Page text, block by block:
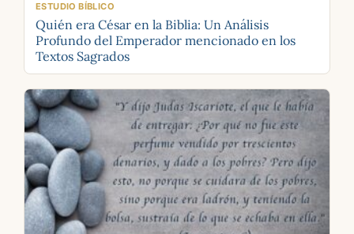
ESTUDIO BÍBLICO
Quién era César en la Biblia: Un Análisis
Profundo del Emperador mencionado en los
Textos Sagrados